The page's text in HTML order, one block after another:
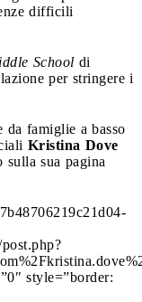
difficili
School di
per stringere i
famiglie a basso
Kristina Dove
sua pagina
style=”border: